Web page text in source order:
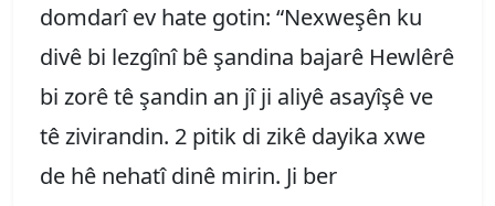
domdarî ev hate gotin: “Nexweşên ku
divê bi lezgînî bê şandina bajarê Hewlêrê
bi zorê tê şandin an jî ji aliyê asayîşê ve
tê zivirandin. 2 pitik di zikê dayika xwe
de hê nehatî dinê mirin. Ji ber